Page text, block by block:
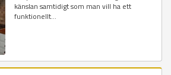
känslan samtidigt som man vill ha ett
funktionellt...